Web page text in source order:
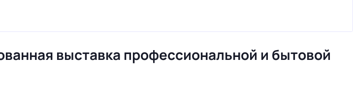
выставка профессиональной и бытовой